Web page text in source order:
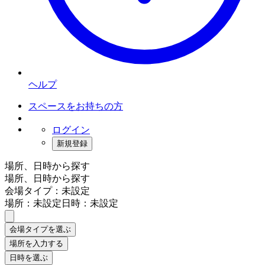
ヘルプ
スペースをお持ちの方
ログイン
新規登録
場所、日時から探す
場所、日時から探す
会場タイプ：未設定
場所：未設定日時：未設定
会場タイプを選ぶ
場所を入力する
日時を選ぶ